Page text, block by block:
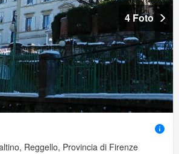
4 Foto
Reggello, Provincia di Firenze